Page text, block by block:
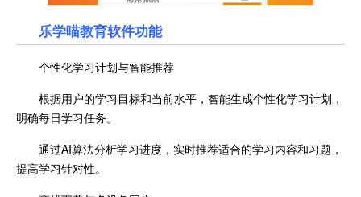
乐学喵教育软件功能
个性化学习计划与智能推荐
根据用户的学习目标和当前水平，智能生成个性化学习计划，
明确每日学习任务。
通过AI算法分析学习进度，实时推荐适合的学习内容和习题，
提高学习针对性。